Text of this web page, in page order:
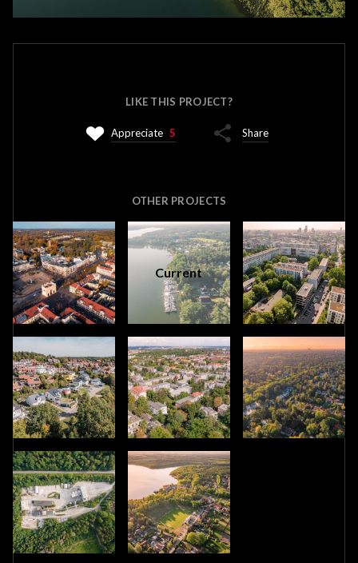
LIKE THIS PROJECT?
Appreciate 5 Share
OTHER PROJECTS
Current